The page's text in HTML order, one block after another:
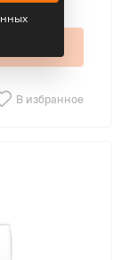
В избранное